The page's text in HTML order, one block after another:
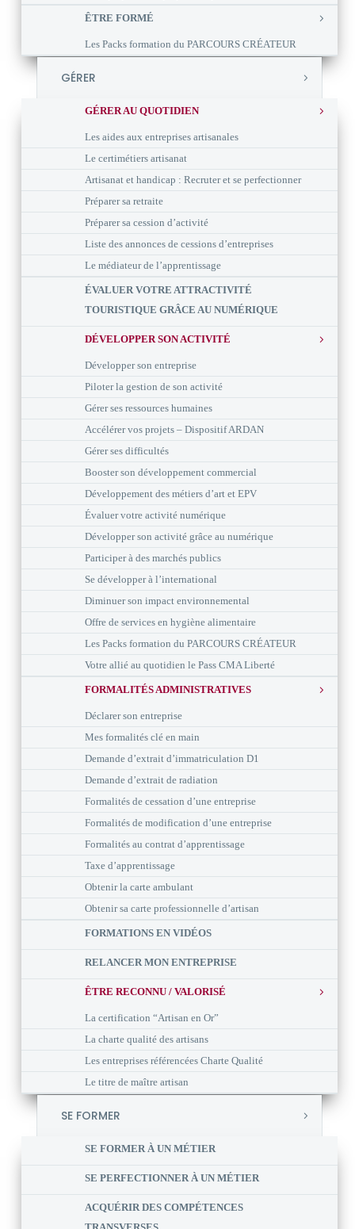
ÊTRE FORMÉ
Les Packs formation du PARCOURS CRÉATEUR
GÉRER
GÉRER AU QUOTIDIEN
Les aides aux entreprises artisanales
Le certimétiers artisanat
Artisanat et handicap : Recruter et se perfectionner
Préparer sa retraite
Préparer sa cession d’activité
Liste des annonces de cessions d’entreprises
Le médiateur de l’apprentissage
ÉVALUER VOTRE ATTRACTIVITÉ
TOURISTIQUE GRÂCE AU NUMÉRIQUE
DÉVELOPPER SON ACTIVITÉ
Développer son entreprise
Piloter la gestion de son activité
Gérer ses ressources humaines
Accélérer vos projets – Dispositif ARDAN
Gérer ses difficultés
Booster son développement commercial
Développement des métiers d’art et EPV
Évaluer votre activité numérique
Développer son activité grâce au numérique
Participer à des marchés publics
Se développer à l’international
Diminuer son impact environnemental
Offre de services en hygiène alimentaire
Les Packs formation du PARCOURS CRÉATEUR
Votre allié au quotidien le Pass CMA Liberté
FORMALITÉS ADMINISTRATIVES
Déclarer son entreprise
Mes formalités clé en main
Demande d’extrait d’immatriculation D1
Demande d’extrait de radiation
Formalités de cessation d’une entreprise
Formalités de modification d’une entreprise
Formalités au contrat d’apprentissage
Taxe d’apprentissage
Obtenir la carte ambulant
Obtenir sa carte professionnelle d’artisan
FORMATIONS EN VIDÉOS
RELANCER MON ENTREPRISE
ÊTRE RECONNU / VALORISÉ
La certification “Artisan en Or”
La charte qualité des artisans
Les entreprises référencées Charte Qualité
Le titre de maître artisan
SE FORMER
SE FORMER À UN MÉTIER
SE PERFECTIONNER À UN MÉTIER
ACQUÉRIR DES COMPÉTENCES